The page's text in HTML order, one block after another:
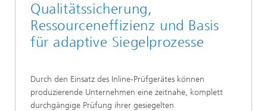
Qualitätssicherung,
Ressourceneffizienz und Basis
für adaptive Siegelprozesse
Durch den Einsatz des Inline-Prüfgerätes können
produzierende Unternehmen eine zeitnahe, komplett
durchgängige Prüfung ihrer gesiegelten